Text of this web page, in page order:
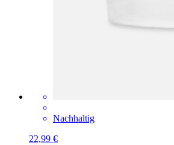
Nachhaltig
22,99 €